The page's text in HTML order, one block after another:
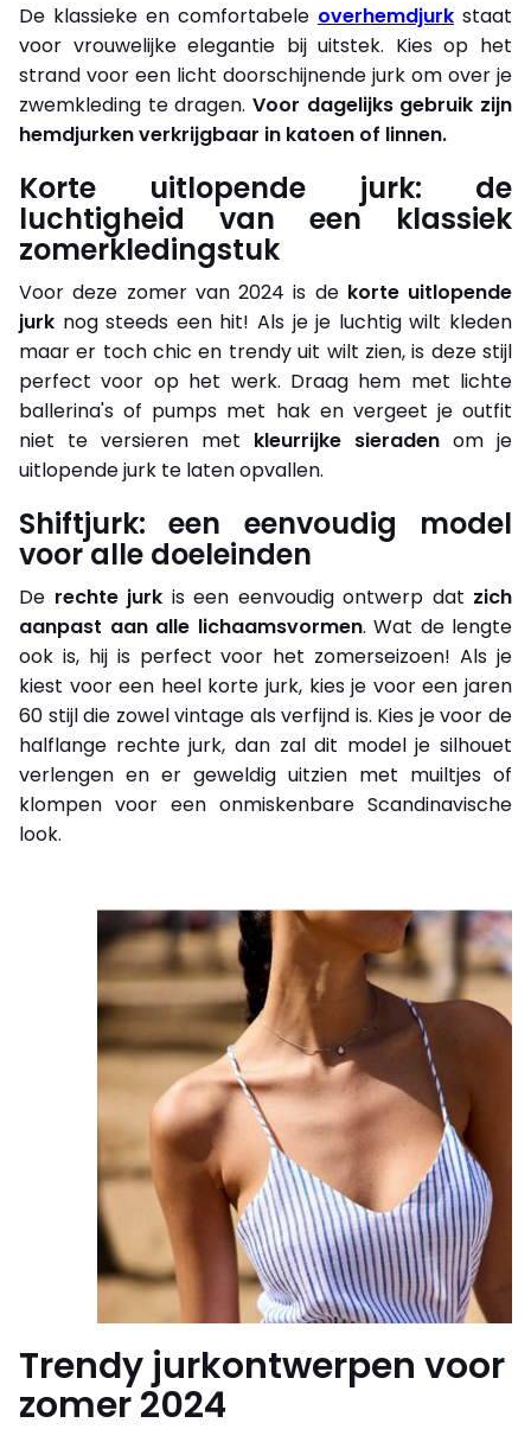
De klassieke en comfortabele overhemdjurk staat
voor vrouwelijke elegantie bij uitstek. Kies op het
strand voor een licht doorschijnende jurk om over je
zwemkleding te dragen. Voor dagelijks gebruik zijn
hemdjurken verkrijgbaar in katoen of linnen.
Korte uitlopende jurk: de
luchtigheid van een klassiek
zomerkledingstuk
Voor deze zomer van 2024 is de korte uitlopende
jurk nog steeds een hit! Als je je luchtig wilt kleden
maar er toch chic en trendy uit wilt zien, is deze stijl
perfect voor op het werk. Draag hem met lichte
ballerina's of pumps met hak en vergeet je outfit
niet te versieren met kleurrijke sieraden om je
uitlopende jurk te laten opvallen.
Shiftjurk: een eenvoudig model
voor alle doeleinden
De rechte jurk is een eenvoudig ontwerp dat zich
aanpast aan alle lichaamsvormen. Wat de lengte
ook is, hij is perfect voor het zomerseizoen! Als je
kiest voor een heel korte jurk, kies je voor een jaren
60 stijl die zowel vintage als verfijnd is. Kies je voor de
halflange rechte jurk, dan zal dit model je silhouet
verlengen en er geweldig uitzien met muiltjes of
klompen voor een onmiskenbare Scandinavische
look.
Trendy jurkontwerpen voor
zomer 2024